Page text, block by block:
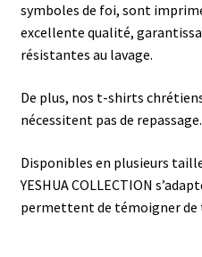
symboles de foi, sont
excellente qualité,
résistantes au lavage.
De plus, nos t-shirts chrétiens
nécessitent pas de repassage.
Disponibles en plusieurs
YESHUA COLLECTION
permettent de témoigner de